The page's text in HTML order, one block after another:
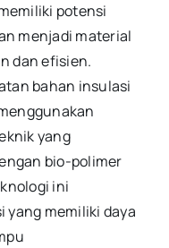
potensi
menjadi material
dan efisien.
bahan insulasi
yang
bio-polimer
ini
yang memiliki daya